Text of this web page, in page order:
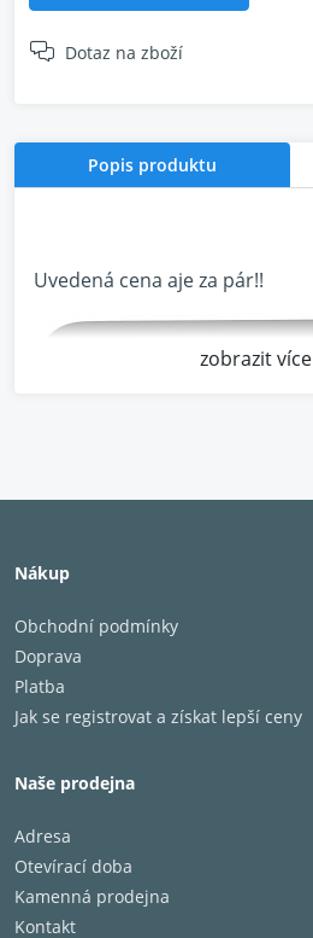
Dotaz na zboží
Popis produktu
Uvedená cena aje za pár!!
zobrazit více
Nákup
Obchodní podmínky
Doprava
Platba
Jak se registrovat a získat lepší ceny
Naše prodejna
Adresa
Otevírací doba
Kamenná prodejna
Kontakt